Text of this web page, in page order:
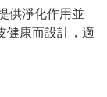
供淨化作用並
健康而設計，適